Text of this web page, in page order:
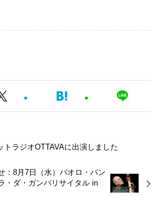
トラジオOTTAVAに出演しました
：8月7日（水）パオロ・パン
・ダ・ガンバリサイタル in